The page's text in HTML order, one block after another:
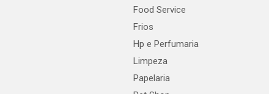
Food Service
Frios
Hp e Perfumaria
Limpeza
Papelaria